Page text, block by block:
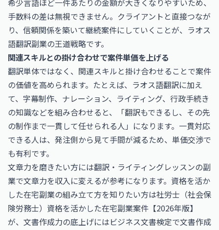
希少言語ほど一件あたりの金額が大きくなりやすいため、
手数料の差は無視できません。クライアントと直接つなが
り、信頼関係を築いて継続案件にしていくことが、ラオス
語翻訳副業の王道戦略です。
関連スキルとの掛け合わせで案件単価を上げる
翻訳単体ではなく、関連スキルと掛け合わせることで案件
の価値を高められます。たとえば、ラオス語翻訳に加え
て、字幕制作、ナレーション、ライティング、行政手続き
の知識などを組み合わせると、「翻訳もできるし、その先
の制作まで一貫して任せられる人」になります。一貫対応
できる人は、発注側から見て手間が減るため、単価交渉で
も有利です。
文章力を磨きたい方には翻訳・ライティングレッスンの副
業で文章力を収入に変えるが参考になります。資格を活か
した在宅副業の組み立て方を知りたい方は社労士（社会保
険労務士）資格を活かした在宅副業案件【2026年版】
が、文書作成力の底上げにはビジネス文書検定で文書作成